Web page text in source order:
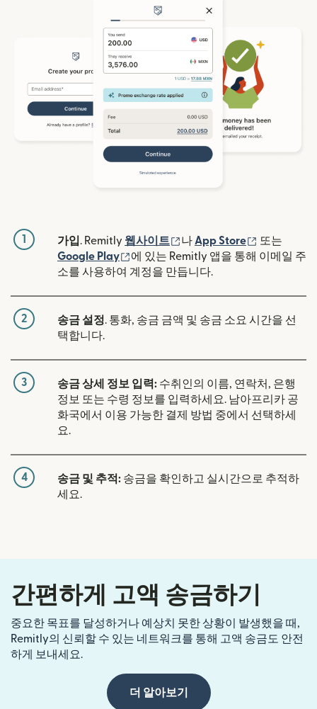
1 가입. Remitly 웹사이트 (새 창에서 열림)
나App Store (새 창에서
또는
Google Play
(새 창에서 열림)
에 있는 Remitly 앱을 통해 이메일 주
소를 사용하여 계정을 만듭니다.
2 송금 설정. 통화, 송금 금액 및 송금 소요 시간을 선
택합니다.
3 송금 상세 정보 입력: 수취인의 이름, 연락처, 은행
정보 또는 수령 정보를 입력하세요. 남아프리카 공
화국에서 이용 가능한 결제 방법 중에서 선택하세
요.
4 송금 및 추적: 송금을 확인하고 실시간으로 추적하
세요.
간편하게 고액 송금하기
중요한 목표를 달성하거나 예상치 못한 상황이 발생했을 때,
Remitly의 신뢰할 수 있는 네트워크를 통해 고액 송금도 안전
하게 보내세요.
더 알아보기